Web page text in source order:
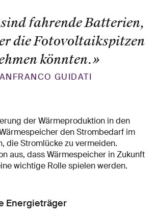
fahrende Batterien,
die Fotovoltaikspitzen
könnten.»
GUIDATI
der Wärmeproduktion in den
den Strombedarf im
die Stromlücke zu vermeiden.
aus, dass Wärmespeicher in Zukunft
wichtige Rolle spielen werden.
Energieträger